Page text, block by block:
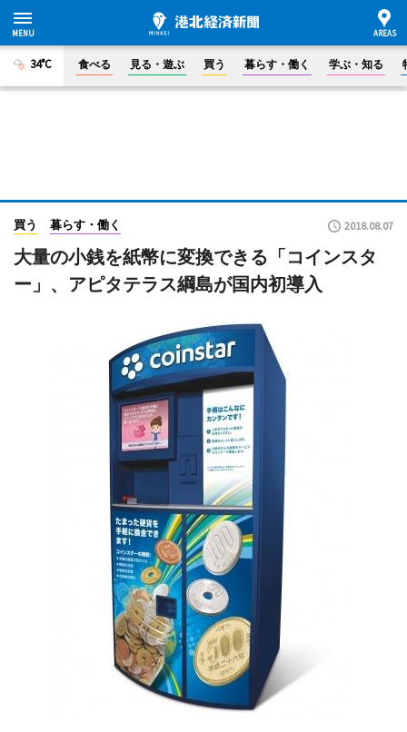
34°C 食べる 見る・遊ぶ 買う 暮らす・働く 学ぶ・知る
買う 暮らす・働く 2018.08.07
大量の小銭を紙幣に変換できる「コインスタ
ー」、アピタテラス綱島が国内初導入